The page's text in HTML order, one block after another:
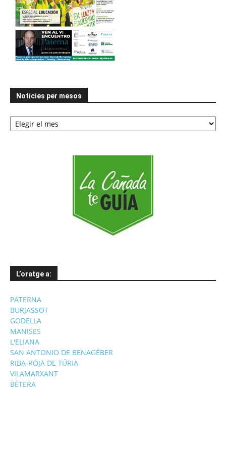
Notícies per mesos
Notícies
per
L’oratge a:
PATERNA
BURJASSOT
GODELLA
MANISES
L'ELIANA
SAN ANTONIO DE BENAGÉBER
RIBA-ROJA DE TÚRIA
VILAMARXANT
BÉTERA